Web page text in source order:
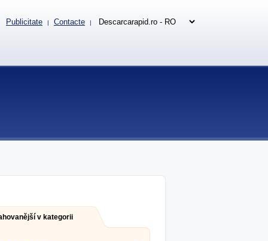
v kategorii
Publicitate | Contacte |